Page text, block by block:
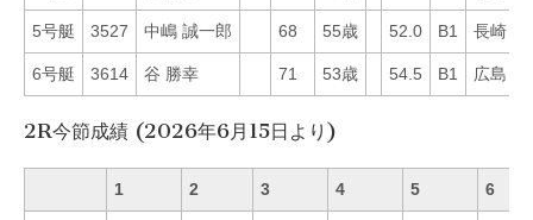
5号艇 3527 中嶋 誠一郎 68 55歳 52.0 B1 長崎
6号艇 3614 谷 勝幸 71 53歳 54.5 B1 広島
2R今節成績 (2026年6月15日より)
1 2 3 4 5 6